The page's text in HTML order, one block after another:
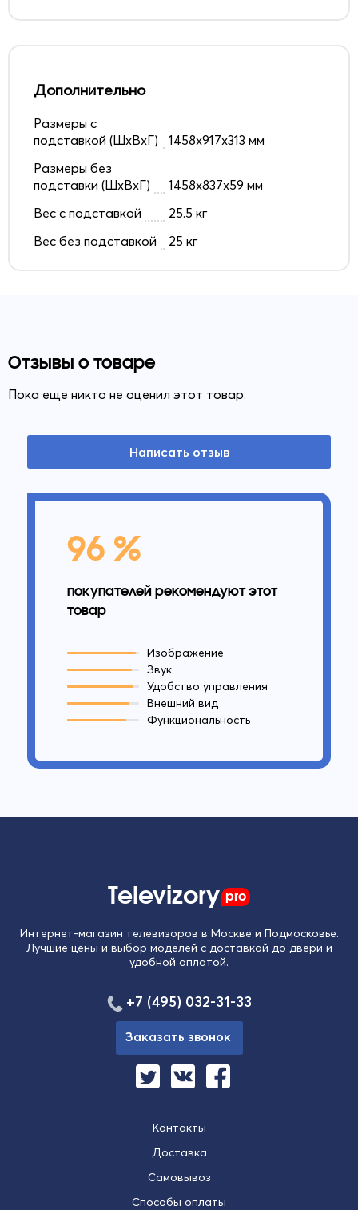
Дополнительно
Размеры с
подставкой (ШxВxГ)
1458x917x313 мм
Размеры без
подставки (ШxВxГ)
1458x837x59 мм
Вес с подставкой
25.5 кг
Вес без подставкой
25 кг
Отзывы о товаре
Пока еще никто не оценил этот товар.
Написать отзыв
96 %
покупателей рекомендуют этот
товар
Изображение
Звук
Удобство управления
Внешний вид
Функциональность
Televizory pro
Интернет-магазин телевизоров в Москве и Подмосковье.
Лучшие цены и выбор моделей с доставкой до двери и
удобной оплатой.
Контакты
Доставка
Самовывоз
Способы оплаты
+7 (495) 032-31-33
Заказать звонок